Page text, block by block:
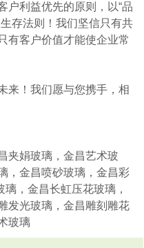
户利益优先的原则，以“品
存法则！我们坚信只有共
有客户价值才能使企业常
来！我们愿与您携手，相
夹娟玻璃，金昌艺术玻
，金昌喷砂玻璃，金昌彩
，金昌长虹压花玻璃，
发光玻璃，金昌雕刻雕花
玻璃